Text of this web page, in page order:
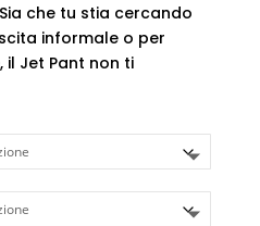
che tu stia cercando
informale o per
il Jet Pant non ti